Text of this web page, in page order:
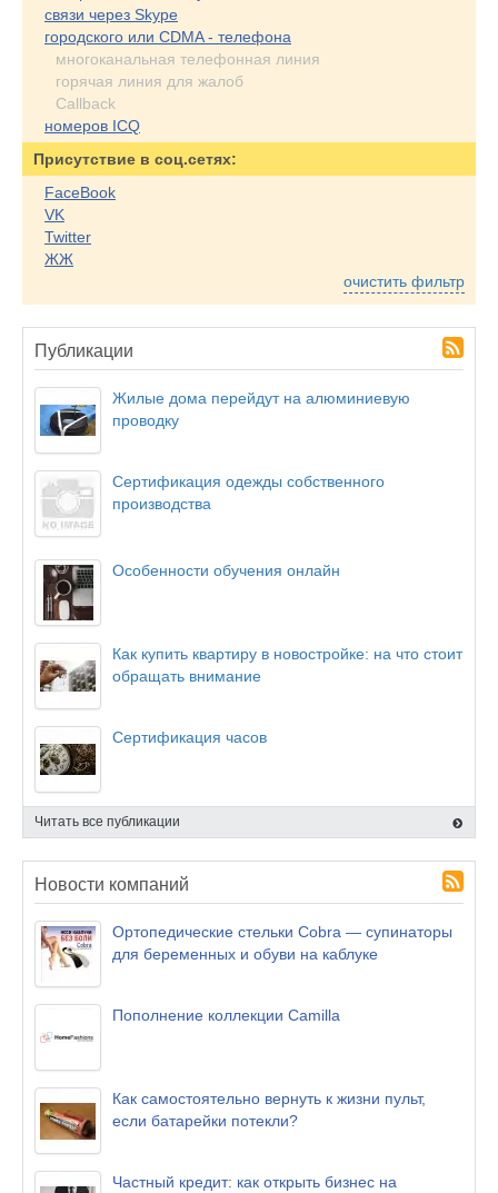
связи через Skype
городского или CDMA - телефона
многоканальная телефонная линия
горячая линия для жалоб
Callback
номеров ICQ
Присутствие в соц.сетях:
FaceBook
VK
Twitter
ЖЖ
очистить фильтр
Публикации
Жилые дома перейдут на алюминиевую
проводку
Сертификация одежды собственного
производства
Особенности обучения онлайн
Как купить квартиру в новостройке: на что стоит
обращать внимание
Сертификация часов
Читать все публикации
Новости компаний
Ортопедические стельки Cobra — супинаторы
для беременных и обуви на каблуке
Пополнение коллекции Camilla
Как самостоятельно вернуть к жизни пульт,
если батарейки потекли?
Частный кредит: как открыть бизнес на